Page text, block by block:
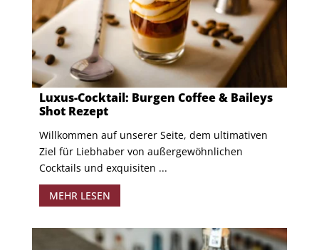
Luxus-Cocktail: Burgen Coffee & Baileys
Shot Rezept
Willkommen auf unserer Seite, dem ultimativen
Ziel für Liebhaber von außergewöhnlichen
Cocktails und exquisiten ...
MEHR LESEN